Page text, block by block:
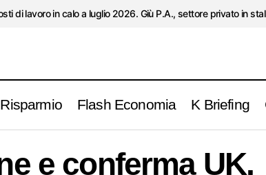
di lavoro in calo a luglio 2026. Giù P.A., settore privato in
Risparmio Flash Economia K Briefing
e conferma UK,